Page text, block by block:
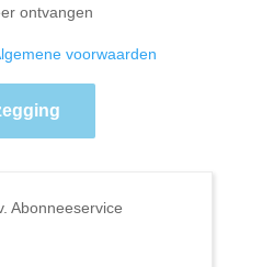
ontvangen
voorwaarden
Abonneeservice